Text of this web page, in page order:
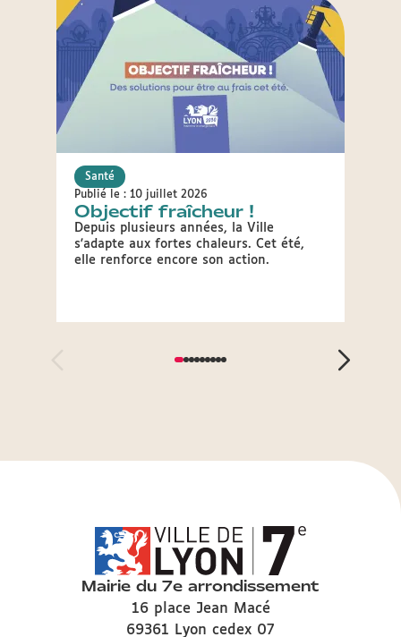
Santé
Publié le : 10 juillet 2026
Objectif fraîcheur !
Depuis plusieurs années, la Ville
s'adapte aux fortes chaleurs. Cet été,
elle renforce encore son action.
Mairie du 7e arrondissement
16 place Jean Macé
69361 Lyon cedex 07